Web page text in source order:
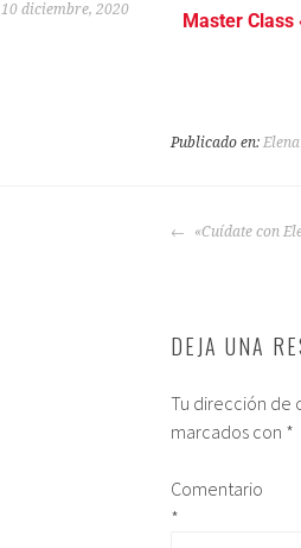
10 diciembre, 2020 Master Class
Publicado en:
«Cuídate con
DEJA UNA
Tu dirección de
marcados con *
Comentario
*